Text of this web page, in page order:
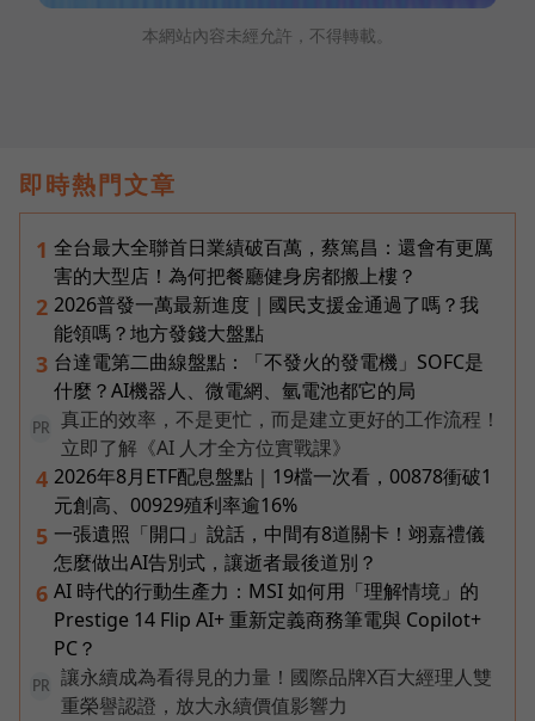
本網站內容未經允許，不得轉載。
即時熱門文章
1 全台最大全聯首日業績破百萬，蔡篤昌：還會有更厲
害的大型店！為何把餐廳健身房都搬上樓？
2 2026普發一萬最新進度｜國民支援金通過了嗎？我
能領嗎？地方發錢大盤點
3 台達電第二曲線盤點：「不發火的發電機」SOFC是
什麼？AI機器人、微電網、氫電池都它的局
PR
真正的效率，不是更忙，而是建立更好的工作流程！
立即了解《AI 人才全方位實戰課》
4 2026年8月ETF配息盤點｜19檔一次看，00878衝破1
元創高、00929殖利率逾16%
5 一張遺照「開口」說話，中間有8道關卡！翊嘉禮儀
怎麼做出AI告別式，讓逝者最後道別？
6 AI 時代的行動生產力：MSI 如何用「理解情境」的
Prestige 14 Flip AI+ 重新定義商務筆電與 Copilot+
PC？
PR
讓永續成為看得見的力量！國際品牌X百大經理人雙
重榮譽認證，放大永續價值影響力